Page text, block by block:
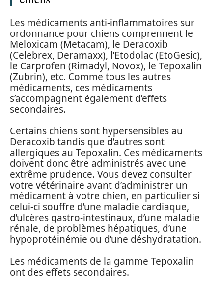
Les médicaments anti-inflammatoires sur
ordonnance pour chiens comprennent le
Meloxicam (Metacam), le Deracoxib
(Celebrex, Deramaxx), l’Etodolac (EtoGesic),
le Carprofen (Rimadyl, Novox), le Tepoxalin
(Zubrin), etc. Comme tous les autres
médicaments, ces médicaments
s’accompagnent également d’effets
secondaires.
Certains chiens sont hypersensibles au
Deracoxib tandis que d’autres sont
allergiques au Tepoxalin. Ces médicaments
doivent donc être administrés avec une
extrême prudence. Vous devez consulter
votre vétérinaire avant d’administrer un
médicament à votre chien, en particulier si
celui-ci souffre d’une maladie cardiaque,
d’ulcères gastro-intestinaux, d’une maladie
rénale, de problèmes hépatiques, d’une
hypoprotéinémie ou d’une déshydratation.
Les médicaments de la gamme Tepoxalin
ont des effets secondaires.